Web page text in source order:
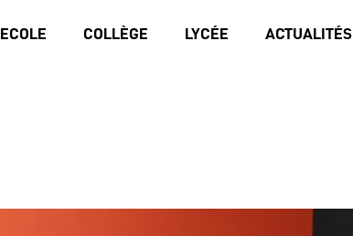
ECOLE COLLÈGE LYCÉE ACTUALITÉS